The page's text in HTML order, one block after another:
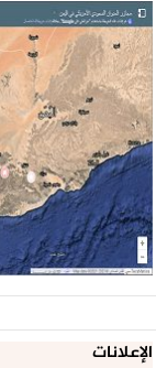
الإعلانات